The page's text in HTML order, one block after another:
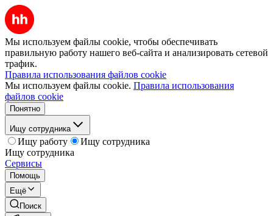
Мы используем файлы cookie, чтобы обеспечивать
правильную работу нашего веб-сайта и анализировать сетевой
трафик.
Правила использования файлов cookie
Мы используем файлы cookie. Правила использования
файлов cookie
Понятно
Ищу сотрудника
Ищу работу
Ищу сотрудника
Ищу сотрудника
Сервисы
Помощь
Ещё
Поиск